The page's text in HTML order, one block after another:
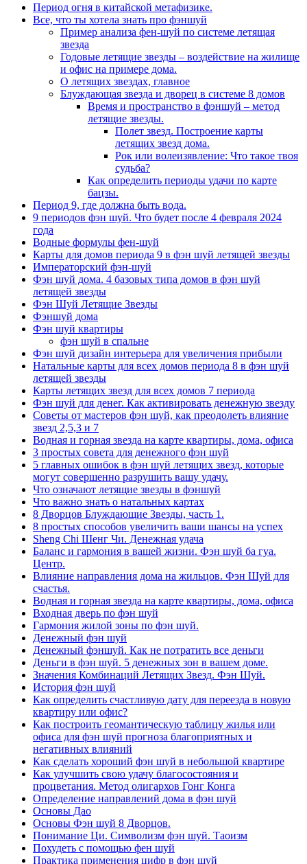
Период огня в китайской метафизике.
Все, что ты хотела знать про фэншуй
Пример анализа фен-шуй по системе летящая
звезда
Годовые летящие звезды – воздействие на жилище
и офис на примере дома.
О летящих звездах, главное
Блуждающая звезда и дворец в системе 8 домов
Время и пространство в фэншуй – метод
летящие звезды.
Полет звезд. Построение карты
летящих звезд дома.
Рок или волеизявление: Что такое твоя
судьба?
Как определить периоды удачи по карте
бацзы.
Период 9, где должна быть вода.
9 периодов фэн шуй. Что будет после 4 февраля 2024
года
Водные формулы фен-шуй
Карты для домов периода 9 в фэн шуй летящей звезды
Императорский фэн-шуй
Фэн шуй дома. 4 базовых типа домов в фэн шуй
летящей звезды
Фэн Шуй Летящие Звезды
Фэншуй дома
Фэн шуй квартиры
фэн шуй в спальне
Фэн шуй дизайн интерьера для увеличения прибыли
Натальные карты для всех домов периода 8 в фэн шуй
летящей звезды
Карты летящих звезд для всех домов 7 периода
Фэн шуй для денег. Как активировать денежную звезду
Советы от мастеров фэн шуй, как преодолеть влияние
звезд 2,5,3 и 7
Водная и горная звезда на карте квартиры, дома, офиса
3 простых совета для денежного фэн шуй
5 главных ошибок в фэн шуй летящих звезд, которые
могут совершенно разрушить вашу удачу.
Что означают летящие звезды в фэншуй
Что важно знать о натальных картах
8 Дворцов Блуждающие Звезды, часть 1.
8 простых способов увеличить ваши шансы на успех
Sheng Chi Шенг Чи. Денежная удача
Баланс и гармония в вашей жизни. Фэн шуй ба гуа.
Центр.
Влияние направления дома на жильцов. Фэн Шуй для
счастья.
Водная и горная звезда на карте квартиры, дома, офиса
Входная дверь по фэн шуй
Гармония жилой зоны по фэн шуй.
Денежный фэн шуй
Денежный фэншуй. Как не потратить все деньги
Деньги в фэн шуй. 5 денежных зон в вашем доме.
Значения Комбинаций Летящих Звезд. Фэн Шуй.
История фэн шуй
Как определить счастливую дату для переезда в новую
квартиру или офис?
Как построить геомантическую таблицу жилья или
офиса для фэн шуй прогноза благоприятных и
негативных влияний
Как сделать хороший фэн шуй в небольшой квартире
Как улучшить свою удачу благосостояния и
процветания. Метод олигархов Гонг Конга
Определение направлений дома в фэн шуй
Основы Дао
Основы Фэн шуй 8 Дворцов.
Понимание Ци. Символизм фэн шуй. Таоизм
Похудеть с помощью фен шуй
Практика применения цифр в фэн шуй